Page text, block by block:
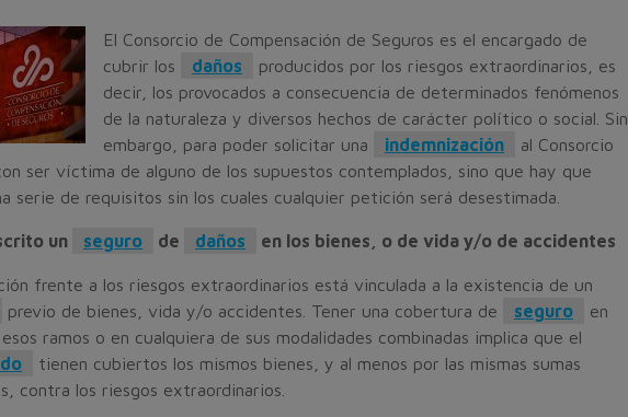
El Consorcio de Compensación de Seguros es el encargado de
cubrir los
daños
producidos por los riesgos extraordinarios, es
decir, los provocados a consecuencia de determinados fenómenos
de la naturaleza y diversos hechos de carácter político o social. Sin
embargo, para poder solicitar una
indemnización
al Consorcio
ser víctima de alguno de los supuestos contemplados, sino que hay que
serie de requisitos sin los cuales cualquier petición será desestimada.
un seguro de daños en los bienes, o de vida y/o de accidentes
frente a los riesgos extraordinarios está vinculada a la existencia de un
previo de bienes, vida y/o accidentes. Tener una cobertura de seguro
en
ramos o en cualquiera de sus modalidades combinadas implica que el
tienen cubiertos los mismos bienes, y al menos por las mismas sumas
contra los riesgos extraordinarios.